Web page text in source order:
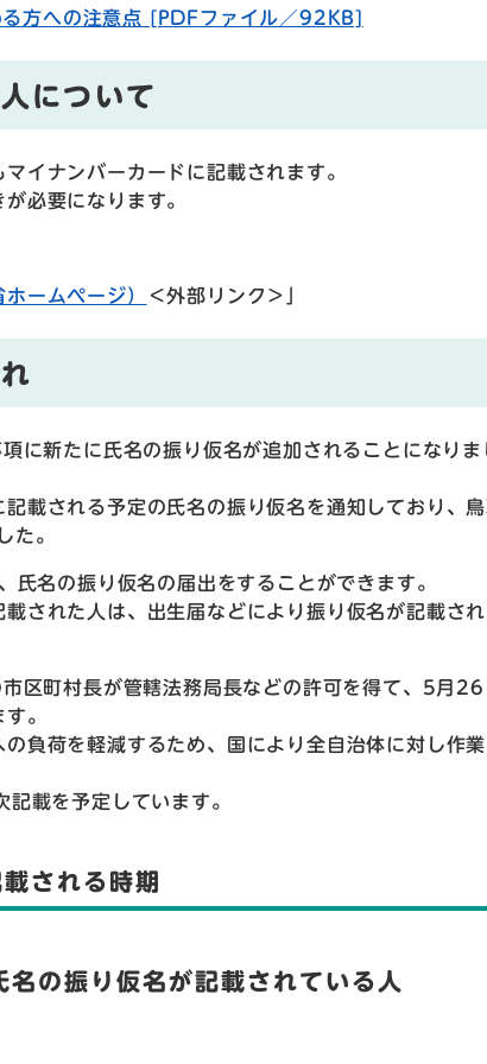
方への注意点 [PDFファイル／92KB]
について
イナンバーカードに記載されます。
必要になります。
ームページ） ＜外部リンク＞
に新たに氏名の振り仮名が追加されることになりま
載される予定の氏名の振り仮名を通知しており、
た。
名の振り仮名の届出をすることができます。
された人は、出生届などにより振り仮名が記載さ
区町村長が管轄法務局長などの許可を得て、5月
。
負荷を軽減するため、国により全自治体に対し作
載を予定しています。
される時期
の振り仮名が記載されている人